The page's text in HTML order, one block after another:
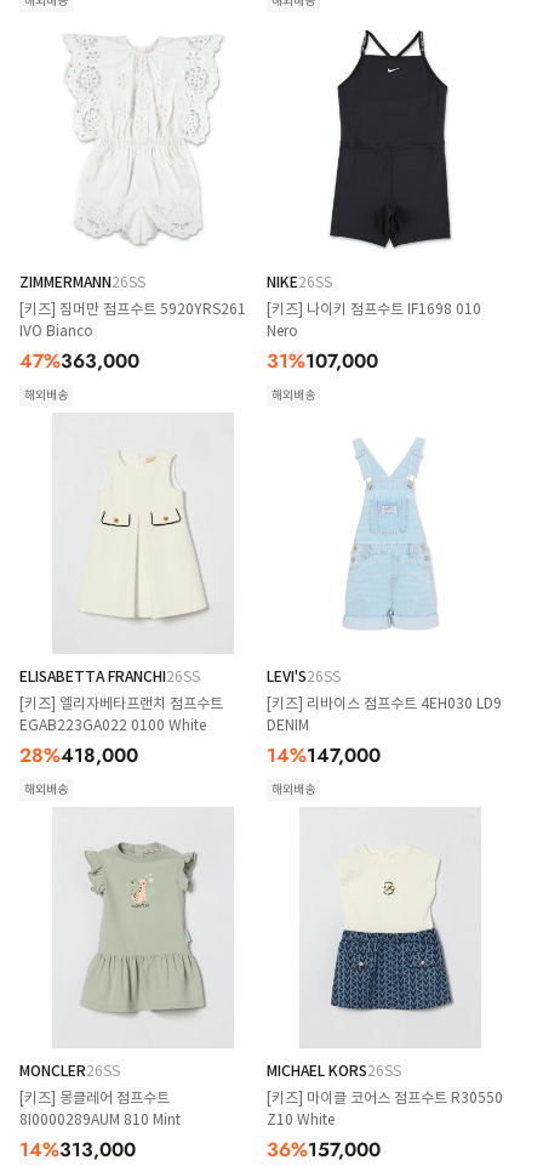
ZIMMERMANN26SS
[키즈] 짐머만 점프수트 5920YRS261
IVO Bianco
47%363,000
해외배송
NIKE26SS
[키즈] 나이키 점프수트 IF1698 010
Nero
31%107,000
해외배송
ELISABETTA FRANCHI26SS
[키즈] 엘리자베타프랜치 점프수트
EGAB223GA022 0100 White
28%418,000
해외배송
LEVI'S26SS
[키즈] 리바이스 점프수트 4EH030 LD9
DENIM
14%147,000
해외배송
MONCLER26SS
[키즈] 몽클레어 점프수트
8I0000289AUM 810 Mint
14%313,000
MICHAEL KORS26SS
[키즈] 마이클 코어스 점프수트 R30550
Z10 White
36%157,000